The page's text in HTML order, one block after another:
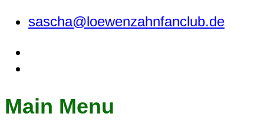
sascha@loewenzahnfanclub.de
Main Menu